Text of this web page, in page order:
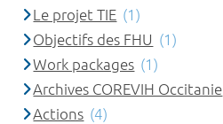
Le projet TIE (1)
Objectifs des FHU (1)
Work packages (1)
Archives COREVIH Occitanie
Actions (4)